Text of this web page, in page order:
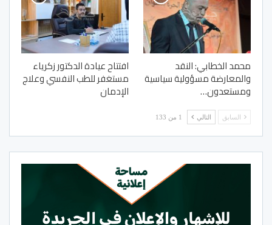
محمد الخطابي: النقد
والمعارضة مسؤولية سياسية
ومستعدون…
افتتاح عيادة الدكتور زكرياء
مستغفر للطب النفسي وعلاج
الإدمان
السابق التالي 1 من 133